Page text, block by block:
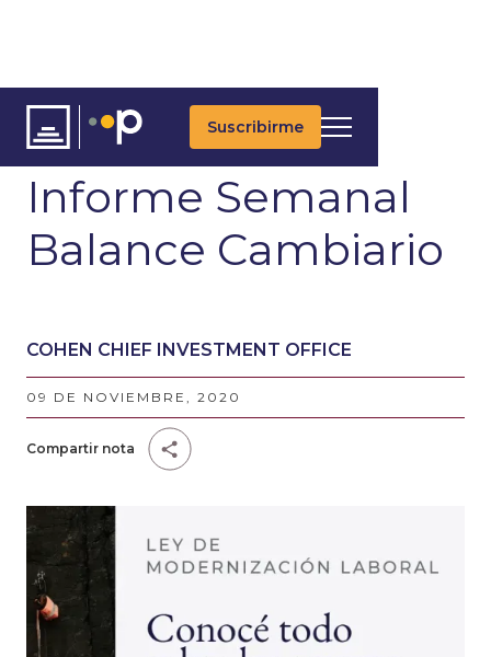
Suscribirme
ARTÍCULOS
Informe Semanal
Balance Cambiario
COHEN CHIEF INVESTMENT OFFICE
09 DE NOVIEMBRE, 2020
Compartir nota